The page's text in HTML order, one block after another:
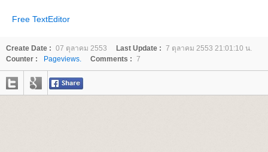
Free TextEditor
Create Date : 07 ตุลาคม 2553 Last Update : 7 ตุลาคม 2553 21:01:10 น.
Counter :
Pageviews. Comments : 7